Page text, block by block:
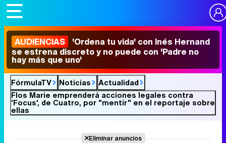
AUDIENCIAS 'Ordena tu vida' con Inés Hernand
se estrena discreto y no puede con 'Padre no
hay más que uno'
FórmulaTV Noticias
Actualidad
Flos Marie emprenderá acciones legales contra
'Focus', de Cuatro, por "mentir" en el reportaje sobre
ellas
Eliminar anuncios